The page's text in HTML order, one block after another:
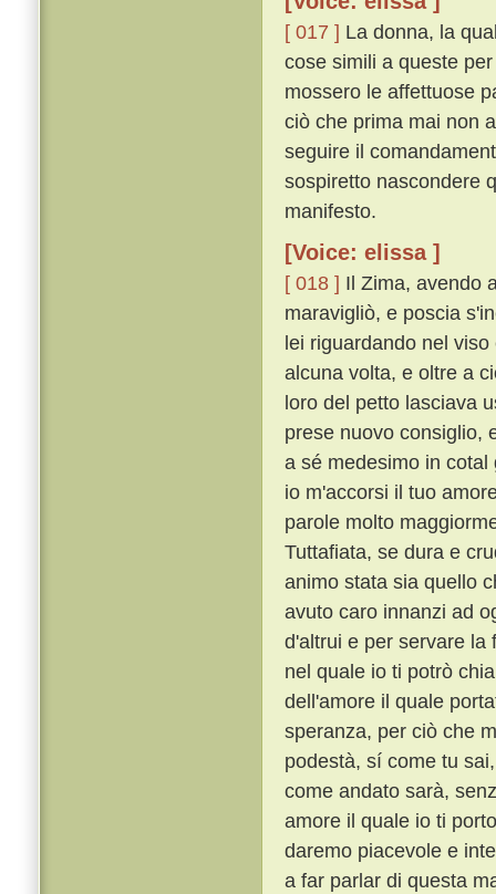
[ 017 ] La donna, la
cose simili a queste
mossero le affettuose
ciò che prima mai non
seguire il
sospiretto nascondere
manifesto.
[Voice: elissa ]
[ 018 ] Il Zima, avendo
maravigliò, e poscia
lei riguardando nel
alcuna volta, e oltre a
loro del petto lasciava
prese nuovo consiglio,
a sé medesimo in
io m'accorsi il tuo
parole molto
Tuttafiata, se dura e
animo stata sia quello
avuto caro innanzi ad
d'altrui e per servare
nel quale io ti potrò
dell'amore il quale
speranza, per ciò che
podestà, sí come tu
come andato sarà,
amore il quale io ti
daremo piacevole e
a far parlar di questa